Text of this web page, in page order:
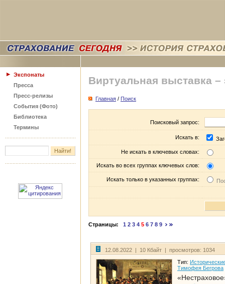
Экспонаты
Пресса
Пресс-релизы
События (Фото)
Библиотека
Термины
Виртуальная выставка –
Главная / Поиск
Поисковый запрос:
Искать в:
Не искать в ключевых словах:
Искать во всех группах ключевых слов:
Искать только в указанных группах:
Страницы: 1 2 3 4 5 6 7 8 9
12.08.2022 | 10 Кбайт | просмотров: 1034
Тип:
Тимофея Бегрова